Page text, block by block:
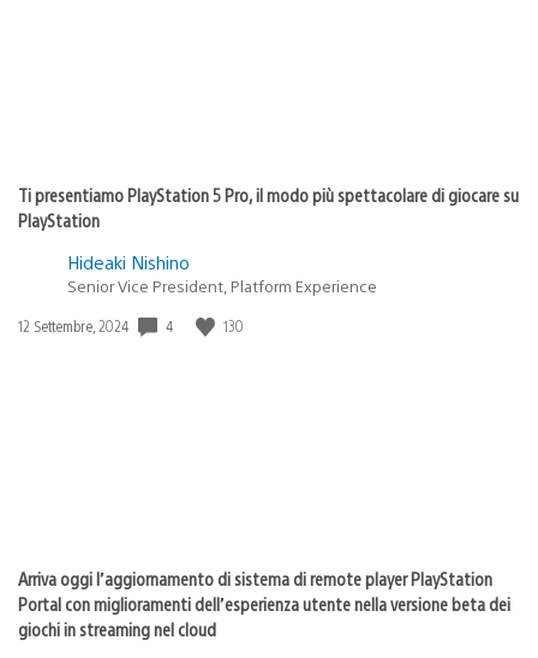
Ti presentiamo PlayStation 5 Pro, il modo più spettacolare di giocare su
PlayStation
Hideaki Nishino
Senior Vice President, Platform Experience
Data
12 Settembre, 2024 4 130
Arriva oggi l’aggiornamento di sistema di remote player PlayStation
Portal con miglioramenti dell’esperienza utente nella versione beta dei
giochi in streaming nel cloud